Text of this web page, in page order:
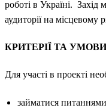
роботі в Україні.
аудиторії на місцевому
КРИТЕРІЇ ТА
Для участі в проекті
займатися